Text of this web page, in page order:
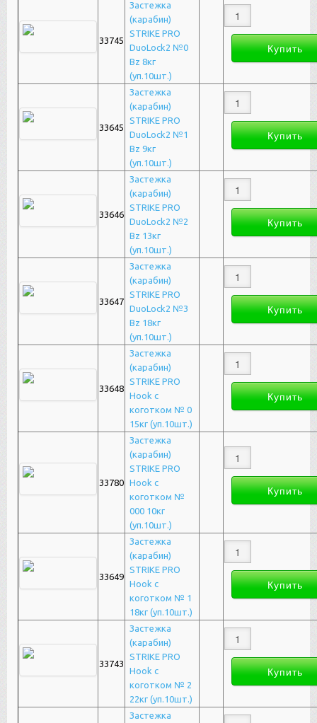
33745
Застежка
(карабин)
STRIKE PRO
DuoLock2 №0
Bz 8кг
(уп.10шт.)
33645
Застежка
(карабин)
STRIKE PRO
DuoLock2 №1
Bz 9кг
(уп.10шт.)
33646
Застежка
(карабин)
STRIKE PRO
DuoLock2 №2
Bz 13кг
(уп.10шт.)
33647
Застежка
(карабин)
STRIKE PRO
DuoLock2 №3
Bz 18кг
(уп.10шт.)
33648
Застежка
(карабин)
STRIKE PRO
Hook с
коготком № 0
15кг (уп.10шт.)
33780
Застежка
(карабин)
STRIKE PRO
Hook с
коготком №
000 10кг
(уп.10шт.)
33649
Застежка
(карабин)
STRIKE PRO
Hook с
коготком № 1
18кг (уп.10шт.)
33743
Застежка
(карабин)
STRIKE PRO
Hook с
коготком № 2
22кг (уп.10шт.)
Застежка